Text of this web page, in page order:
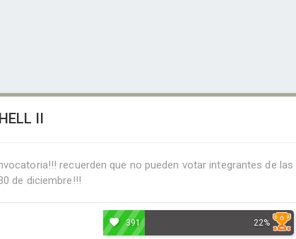
II
recuerden que no pueden votar integrantes de
de diciembre!!!
391 22%